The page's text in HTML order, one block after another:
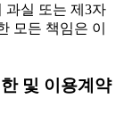
과실 또는 제3자
모든 책임은 이
및 이용계약